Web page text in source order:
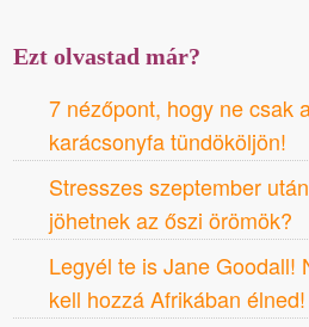
Ezt olvastad már?
7 nézőpont, hogy ne csak
karácsonyfa tündököljön!
Stresszes szeptember után
jöhetnek az őszi örömök?
Legyél te is Jane Goodall!
kell hozzá Afrikában élned!